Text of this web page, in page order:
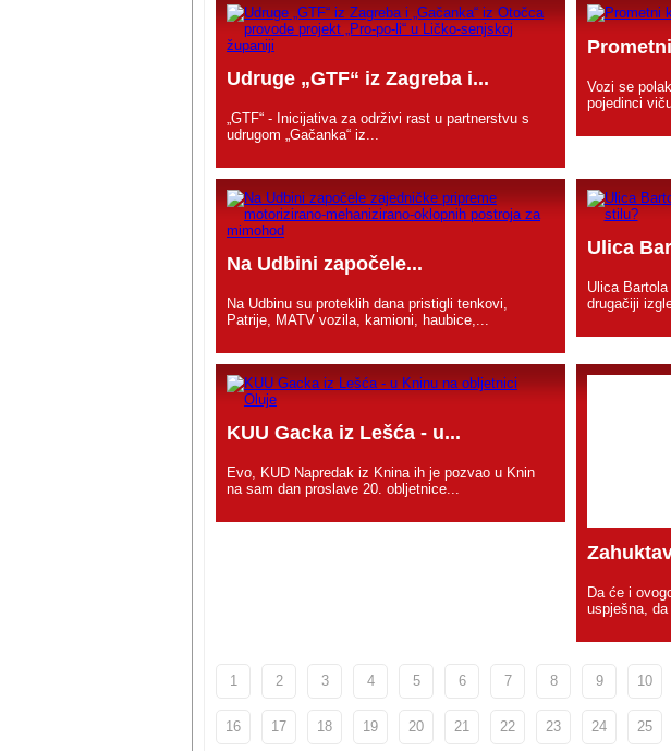
Udruge „GTF“ iz Zagreba i...
„GTF“ - Inicijativa za održivi rast u partnerstvu s
udrugom „Gačanka“ iz...
Vozi se
pojedinci
Na Udbini započele...
Na Udbinu su proteklih dana pristigli tenkovi,
Patrije, MATV vozila, kamioni, haubice,...
Ulica
Ulica
drugačiji
KUU Gacka iz Lešća - u...
Evo, KUD Napredak iz Knina ih je pozvao u Knin
na sam dan proslave 20. obljetnice...
Da će i
uspješna,
1 2 3 4 5 6 7 8 9 10
16 17 18 19 20 21 22 23 24 25